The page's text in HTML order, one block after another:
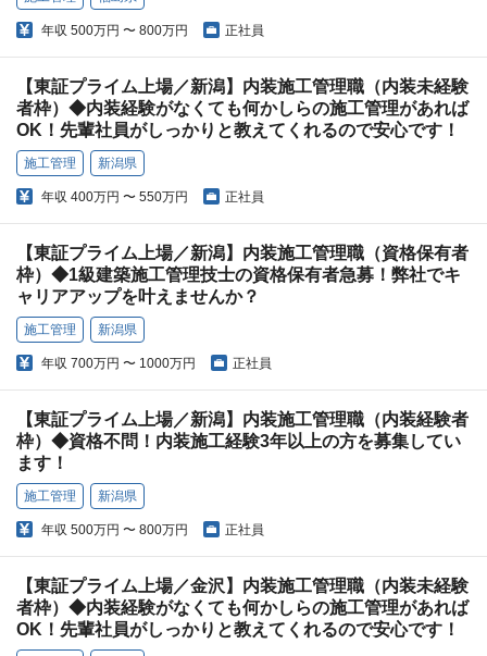
年収 500万円 〜 800万円 正社員
【東証プライム上場／新潟】内装施工管理職（内装未経験
者枠）◆内装経験がなくても何かしらの施工管理があれば
OK！先輩社員がしっかりと教えてくれるので安心です！
施工管理 新潟県
年収 400万円 〜 550万円 正社員
【東証プライム上場／新潟】内装施工管理職（資格保有者
枠）◆1級建築施工管理技士の資格保有者急募！弊社でキ
ャリアアップを叶えませんか？
施工管理 新潟県
年収 700万円 〜 1000万円 正社員
【東証プライム上場／新潟】内装施工管理職（内装経験者
枠）◆資格不問！内装施工経験3年以上の方を募集してい
ます！
施工管理 新潟県
年収 500万円 〜 800万円 正社員
【東証プライム上場／金沢】内装施工管理職（内装未経験
者枠）◆内装経験がなくても何かしらの施工管理があれば
OK！先輩社員がしっかりと教えてくれるので安心です！